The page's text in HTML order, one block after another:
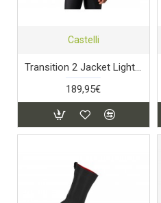
Castelli
Transition 2 Jacket Light Black / Dark Grey - Silver Reflex
189,95€